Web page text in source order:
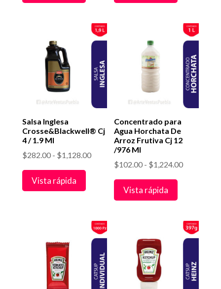
hasta
$3,702.00
desde
hasta
$528.00
Salsa Inglesa
Crosse&Blackwell® Cj
4 / 1.9 Ml
$282.00 - $1,128.00Rango
precios:
hasta
$1,128.00
Vista rápida
Concentrado para
Agua Horchata De
Arroz Frutiva Cj 12
/976 Ml
$102.00 - $1,224.00Rango
hasta
$1,224.00
Vista rápida